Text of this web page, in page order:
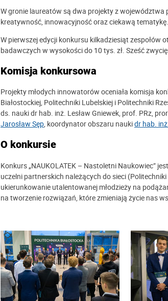
W gronie laureatów są dwa projekty z
kreatywność, innowacyjność oraz ciekawą tematykę.
W pierwszej edycji konkursu kilkadziesiąt zespołów
badawczych w wysokości do 10 tys. zł. Sześć
Komisja konkursowa
Projekty młodych innowatorów oceniała komisja
Białostockiej, Politechniki Lubelskiej i Politechniki
ds. nauki dr hab. inż. Lesław Gniewek, prof. PRz,
Jarosław Sęp, koordynator obszaru naukidr hab.
O konkursie
Konkurs „NAUKOLATEK – Nastoletni Naukowiec”
uczelni partnerskich należących do sieci
ukierunkowanie utalentowanej młodzieży na
na tworzenie rozwiązań, które zmieniają życie nas